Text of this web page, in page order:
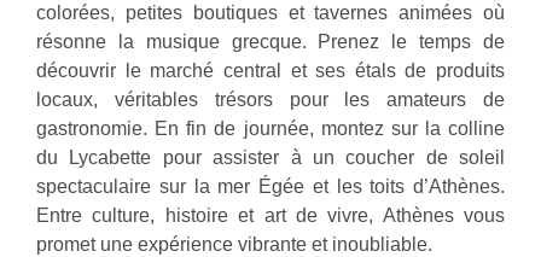
colorées, petites boutiques et tavernes animées où
résonne la musique grecque. Prenez le temps de
découvrir le marché central et ses étals de produits
locaux, véritables trésors pour les amateurs de
gastronomie. En fin de journée, montez sur la colline
du Lycabette pour assister à un coucher de soleil
spectaculaire sur la mer Égée et les toits d’Athènes.
Entre culture, histoire et art de vivre, Athènes vous
promet une expérience vibrante et inoubliable.